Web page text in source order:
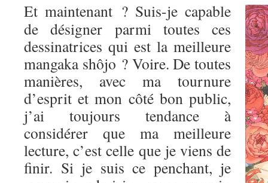
Et maintenant ? Suis-je capable
de désigner parmi toutes ces
dessinatrices qui est la meilleure
mangaka shôjo ? Voire. De toutes
manières, avec ma tournure
d’esprit et mon côté bon public,
j’ai toujours tendance à
considérer que ma meilleure
lecture, c’est celle que je viens de
finir. Si je suis ce penchant, je